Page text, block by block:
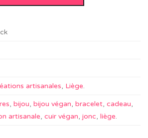
artisanales, Liège.
, bijou, bijou végan, bracelet, cadeau,
artisanale, cuir végan, jonc, liège.